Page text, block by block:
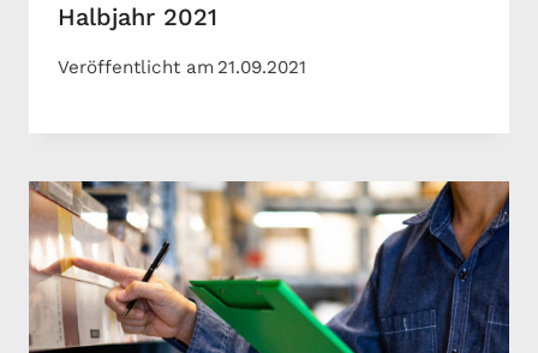
Halbjahr 2021
Veröffentlicht am 21.09.2021